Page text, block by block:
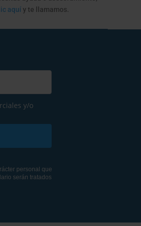
aquí y te llamamos.